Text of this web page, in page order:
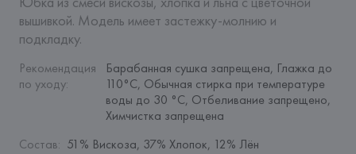
вышивкой. Модель имеет застежку-молнию и
подкладку.
Рекомендация
по уходу:
Барабанная сушка запрещена, Глажка до
110°C, Обычная стирка при температуре
воды до 30 °C, Отбеливание запрещено,
Химчистка запрещена
Состав: 51% Вискоза, 37% Хлопок, 12% Лён